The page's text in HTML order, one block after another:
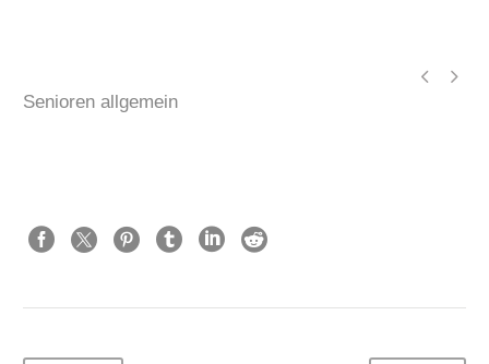
 
Senioren allgemein